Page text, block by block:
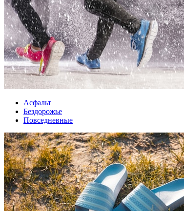
Асфальт
Бездорожье
Повседневные